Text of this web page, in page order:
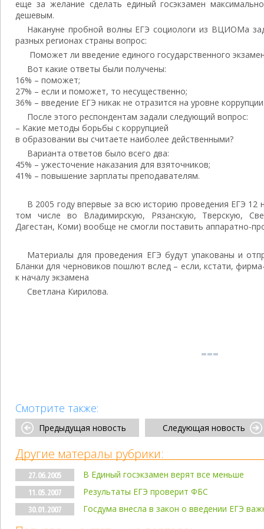
еще за желание сделать единый госэкзамен
дешевым.
Накануне пробной волны ЕГЭ социологи из ВЦИОМа
разных регионах страны вопрос:
Поможет ли введение единого государственного
Вот какие ответы были получены:
16% – поможет;
27% – если и поможет, то несущественно;
36% – введение ЕГЭ никак не отразится на уровне
После этого респондентам задали следующий вопрос:
– Какие методы борьбы с коррупцией
в образовании вы считаете наиболее действенными?
Варианта ответов было всего два:
45% – ужесточение наказания для взяточников;
41% – повышение зарплаты преподавателям.
В 2005 году впервые за всю историю проведения ЕГЭ 12
том числе во Владимирскую, Рязанскую, Тверскую,
Дагестан, Коми) вообще не смогли поставить аппаратно-
Материалы для проведения ЕГЭ будут упакованы и
Бланки для черновиков пошлют вслед – если, кстати,
к началу экзамена
Светлана Кирилова.
Смотрите также:
Предыдущая новость Следующая новость
Другие матералы рубрики:
27.06.2005
В Единый госэкзамен верят все меньше
11.05.2007
Результаты ЕГЭ проверит ФБС
30.01.2007
Госдума внесла в закон о введении ЕГЭ